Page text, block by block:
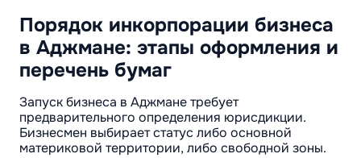
Порядок инкорпорации бизнеса
в Аджмане: этапы оформления и
перечень бумаг
Запуск бизнеса в Аджмане требует
предварительного определения юрисдикции.
Бизнесмен выбирает статус либо основной
материковой территории, либо свободной зоны.